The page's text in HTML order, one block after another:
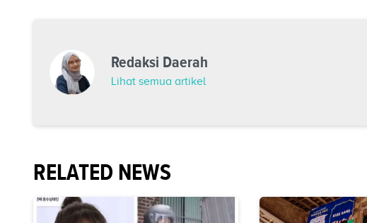
Redaksi Daerah
Lihat semua artikel
RELATED NEWS